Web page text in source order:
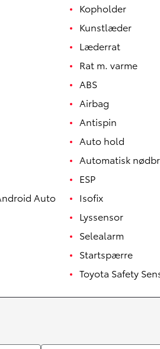
Auto
Kopholder
Kunstlæder
Læderrat
Rat m. varme
ABS
Airbag
Antispin
Auto hold
Automatisk
ESP
Isofix
Lyssensor
Selealarm
Startspærre
Toyota Safety